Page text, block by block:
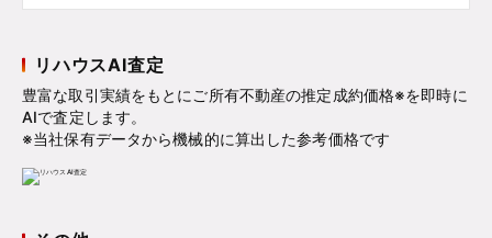
リハウスAI査定
豊富な取引実績をもとにご所有不動産の推定成約価格※を即時に
AIで査定します。
※当社保有データから機械的に算出した参考価格です